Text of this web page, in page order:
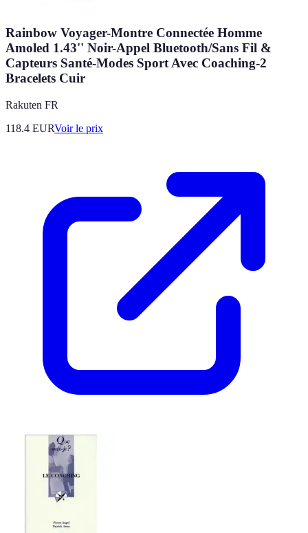
Rainbow Voyager-Montre Connectée Homme
Amoled 1.43'' Noir-Appel Bluetooth/Sans Fil &
Capteurs Santé-Modes Sport Avec Coaching-2
Bracelets Cuir
Rakuten FR
118.4 EURVoir le prix